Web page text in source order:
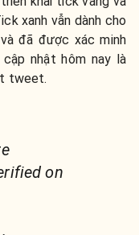
xanh vẫn dành cho
đã được xác minh
nhật hôm nay là
tweet.
on